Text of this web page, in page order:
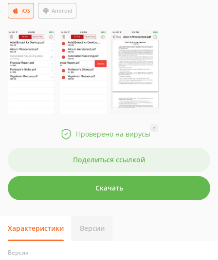
Android
iOS
Проверено на вирусы
?
Поделиться ссылкой
Скачать
Характеристики Версии
Версия